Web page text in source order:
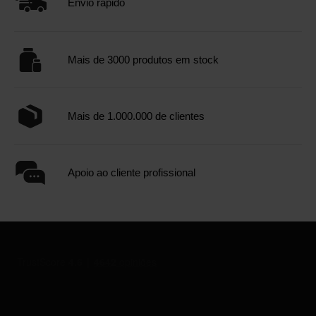
Envio rápido
Mais de 3000 produtos em stock
Mais de 1.000.000 de clientes
Apoio ao cliente profissional